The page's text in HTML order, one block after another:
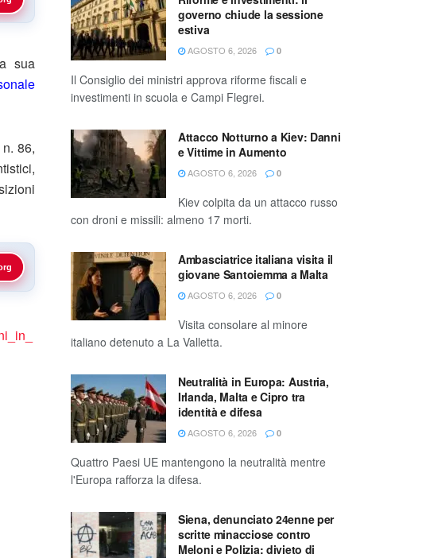
sua
86,
governo chiude la sessione
estiva
AGOSTO 6, 2026 0
Il Consiglio dei ministri approva riforme fiscali e
investimenti in scuola e Campi Flegrei.
Attacco Notturno a Kiev: Danni
e Vittime in Aumento
AGOSTO 6, 2026 0
Kiev colpita da un attacco russo
con droni e missili: almeno 17 morti.
Ambasciatrice italiana visita il
giovane Santoiemma a Malta
AGOSTO 6, 2026 0
Visita consolare al minore
italiano detenuto a La Valletta.
Neutralità in Europa: Austria,
Irlanda, Malta e Cipro tra
identità e difesa
AGOSTO 6, 2026 0
Quattro Paesi UE mantengono la neutralità mentre
l'Europa rafforza la difesa.
Siena, denunciato 24enne per
scritte minacciose contro
Meloni e Polizia: divieto di